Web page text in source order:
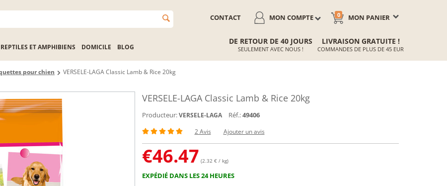
MON PANIER
0
MON COMPTE
CONTACT
REPTILES ET AMPHIBIENS DOMICILE BLOG
DE RETOUR DE 40 JOURS
SEULEMENT AVEC NOUS !
LIVRAISON GRATUITE !
COMMANDES DE PLUS DE 45 EUR
pour chien VERSELE-LAGA Classic Lamb & Rice 20kg
VERSELE-LAGA Classic Lamb & Rice 20kg
Producteur: VERSELE-LAGA Réf.:49406
2 Avis Ajouter un avis
€46.47 (2.32 € / kg)
EXPÉDIÉ DANS LES 24 HEURES